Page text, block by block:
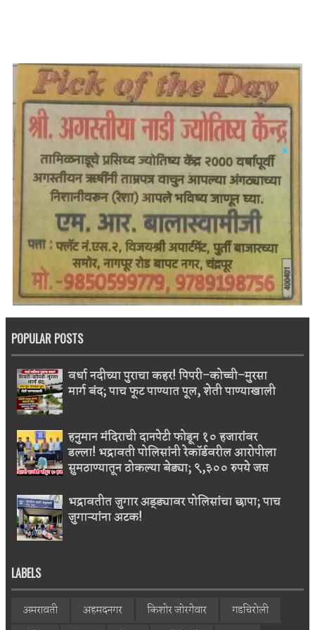
POPULAR POSTS
वर्धा नदीच्या पुराचा कहर! पिपरी–कोच्ची–मुरसा
मार्ग बंद; पाच फूट पाण्यात पूल, शेती पाण्याखाली
हनुमान मंदिराची दानपेटी फोडून १० हजारांवर
डल्ला! भद्रावती पोलिसांनी रेकॉर्डवरील आरोपीला
सुमठाण्यातून ठोकल्या बेड्या; ९,३०० रुपये जप्त
भद्रावतीत जुगार अड्ड्यावर पोलिसांचा छापा; पाच
जुगाऱ्यांना अटक!
LABELS
अमरावती अहमदनगर किशोर जोरगेवार
गडचिरोली